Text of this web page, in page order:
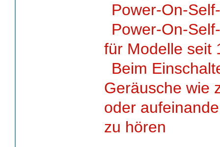
Power-On-
Power-On-
für Modelle seit
Beim
Geräusche wie
oder
zu hören